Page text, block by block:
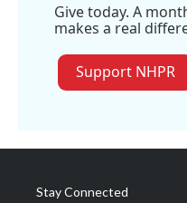
Give today. A
makes a real
Support NHPR
Stay Connected